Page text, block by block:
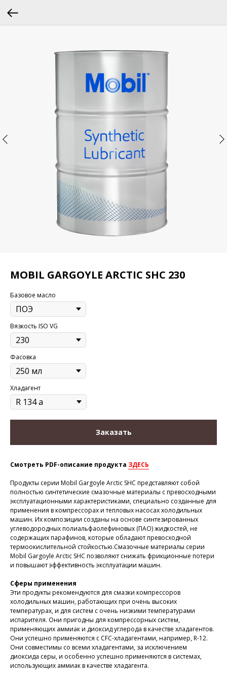
MOBIL GARGOYLE ARCTIC SHC 230
Базовое масло
Вязкость ISO VG
Фасовка
Хладагент
Заказать
Смотреть PDF-описание продукта ЗДЕСЬ
Продукты серии Mobil Gargoyle Arctic SHC представляют собой
полностью синтетические смазочные материалы с превосходными
эксплуатационными характеристиками, специально созданные для
применения в компрессорах и тепловых насосах холодильных
машин. Их композиции созданы на основе синтезированных
углеводородных полиальфаолефиновых (ПАО) жидкостей, не
содержащих парафинов, которые обладают превосходной
термоокислительной стойкостью.Смазочные материалы серии
Mobil Gargoyle Arctic SHC позволяют снижать фрикционные потери
и повышают эффективность эксплуатации машин.
Сферы применения
Эти продукты рекомендуются для смазки компрессоров
холодильных машин, работающих при очень высоких
температурах, и для систем с очень низкими температурами
испарителя. Они пригодны для компрессорных систем,
применяющих аммиак и диоксид углерода в качестве хладагентов.
Они успешно применяются с CFC-хладагентами, например, R-12.
Они совместимы со всеми хладагентами, за исключением
диоксида серы, и особенно успешно применяются в системах,
использующих аммиак в качестве хладагента.